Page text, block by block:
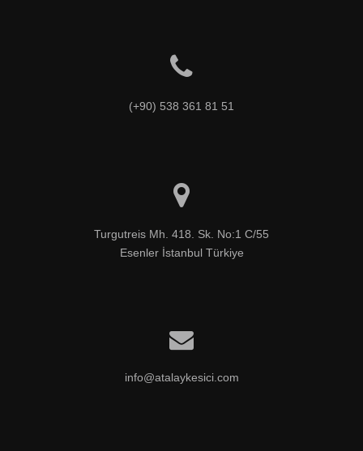
(+90) 538 361 81 51
Turgutreis Mh. 418. Sk. No:1 C/55
Esenler İstanbul Türkiye
info@atalaykesici.com